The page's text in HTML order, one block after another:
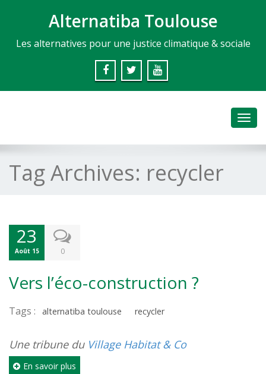
Alternatiba Toulouse
Les alternatives pour une justice climatique & sociale
Tag Archives: recycler
23
Août 15 0
Vers l’éco-construction ?
Tags : alternatiba toulouse recycler
Une tribune du Village Habitat & Co
En savoir plus